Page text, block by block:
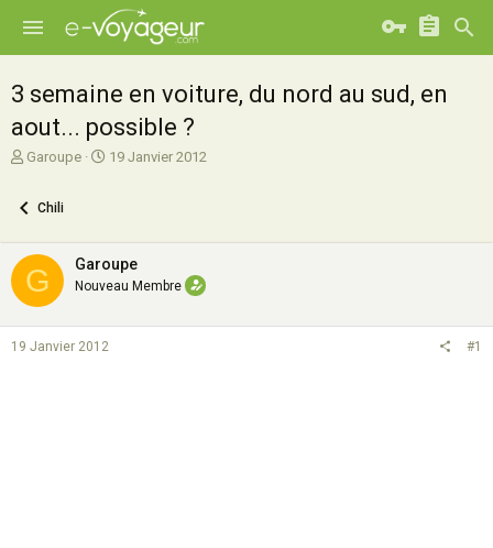
3 semaine en voiture, du nord au sud, en
aout... possible ?
A
e
r
d
e
d
Garoupe
D
d
é
t
19 Janvier 2012
Chili
G Garoupe
Nouveau Membre
19 Janvier 2012 #1